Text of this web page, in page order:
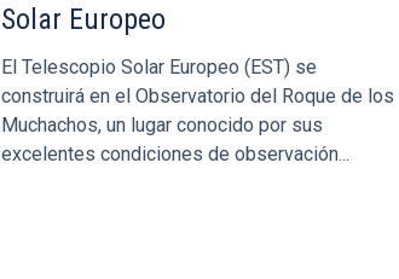
Solar Europeo
El Telescopio Solar Europeo (EST) se
construirá en el Observatorio del Roque de los
Muchachos, un lugar conocido por sus
excelentes condiciones de observación...